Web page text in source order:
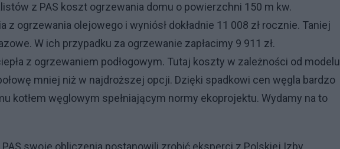
z PAS koszt ogrzewania domu o powierzchni 150 m kw.
ogrzewania olejowego i wyniósł dokładnie 11 008 zł rocznie. Taniej
W ich przypadku za ogrzewanie zapłacimy 9 911 zł.
z ogrzewaniem podłogowym. Tutaj koszty w zależności od modelu
mniej niż w najdroższej opcji. Dzięki spadkowi cen węgla bardzo
kotłem węglowym spełniającym normy ekoprojektu. Wydamy na to
swoje obliczenia postanowili zrobić eksperci z Polskiej Izby